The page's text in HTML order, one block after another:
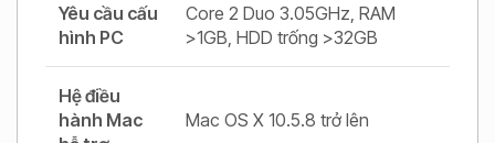
Yêu cầu cấu
hình PC
Core 2 Duo 3.05GHz, RAM
>1GB, HDD trống >32GB
Hệ điều
hành Mac
Mac OS X 10.5.8 trở lên